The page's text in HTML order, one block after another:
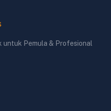
Pemula & Profesional